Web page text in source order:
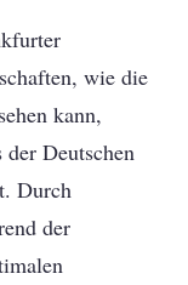
wie die
kann,
der Deutschen
Durch
der